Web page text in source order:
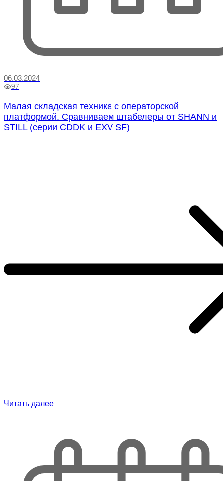
06.03.2024
97
Малая складская техника с операторской
платформой. Сравниваем штабелеры от SHANN и
STILL (серии CDDK и EXV SF)
Читать далее